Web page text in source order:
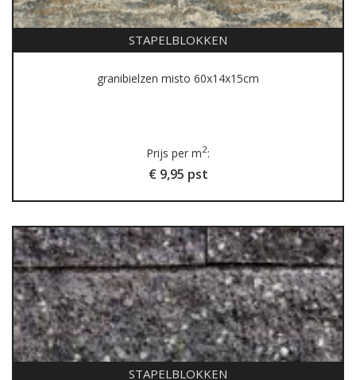
STAPELBLOKKEN
granibielzen misto 60x14x15cm
Prijs per m2:
€ 9,95 pst
STAPELBLOKKEN